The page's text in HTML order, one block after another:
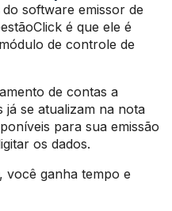
software emissor de
é que ele é
de controle de
de contas a
se atualizam na nota
para sua emissão
os dados.
você ganha tempo e